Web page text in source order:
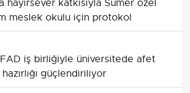
hayırsever katkısıyla Sümer özel
meslek okulu için protokol
iş birliğiyle üniversitede afet
hazırlığı güçlendiriliyor